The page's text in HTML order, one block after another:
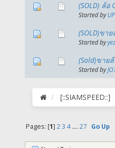
(SOLD) ล้อ
Started by
(SOLD)ขา
Started by
(Sold)ขาย
Started by
[::SIAMSPEED::]
Pages: [1]23 4 ...27 Go Up